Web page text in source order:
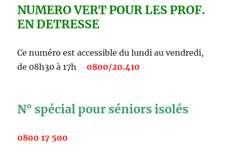
NUMERO VERT POUR LES PROF.
EN DETRESSE
Ce numéro est accessible du lundi au vendredi,
de 08h30 à 17h 0800/20.410
N° spécial pour séniors isolés
0800 17 500